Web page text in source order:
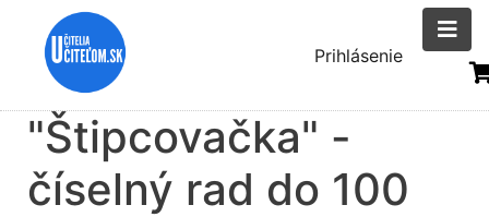
Menu
účtu
Prihlásenie
"Štipcovačka" -
číselný rad do 100